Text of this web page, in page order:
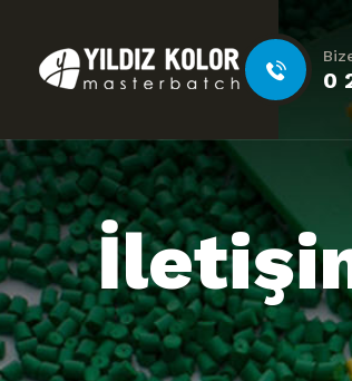
0